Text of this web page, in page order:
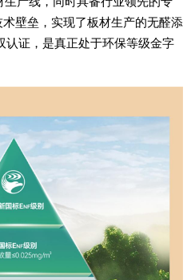
壁垒，实现了板材生产的无醛添
认证，是真正处于环保等级金字